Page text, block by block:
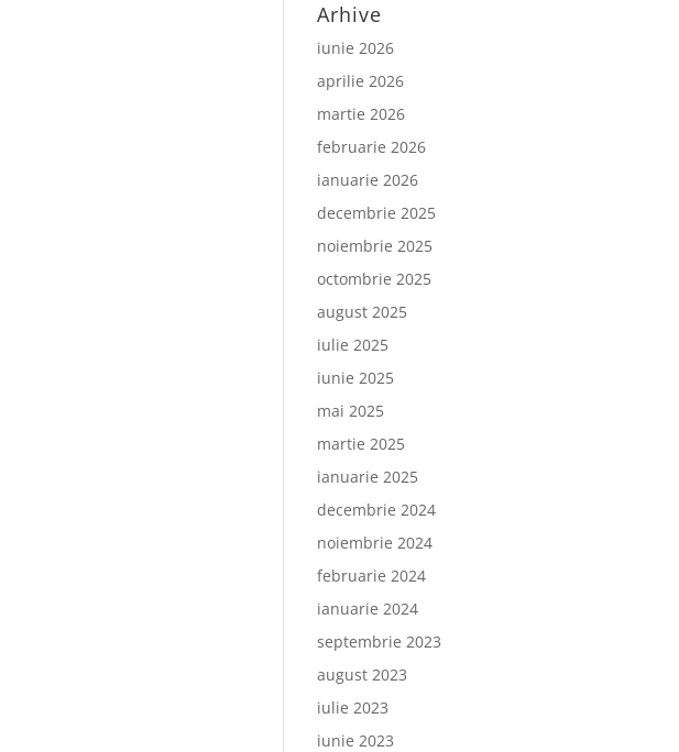
Arhive
iunie 2026
aprilie 2026
martie 2026
februarie 2026
ianuarie 2026
decembrie 2025
noiembrie 2025
octombrie 2025
august 2025
iulie 2025
iunie 2025
mai 2025
martie 2025
ianuarie 2025
decembrie 2024
noiembrie 2024
februarie 2024
ianuarie 2024
septembrie 2023
august 2023
iulie 2023
iunie 2023